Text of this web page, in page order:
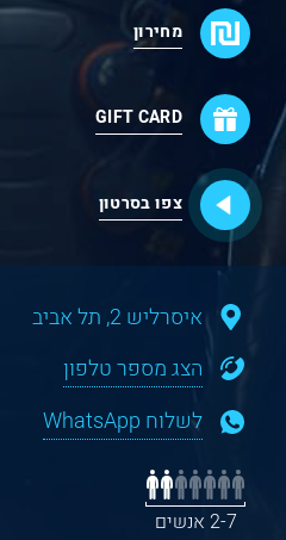
מחירון
GIFT CARD
צפו בסרטון
איסרליש 2, תל אביב
הצג מספר טלפון
לשלוח WhatsApp
2-7 אנשים